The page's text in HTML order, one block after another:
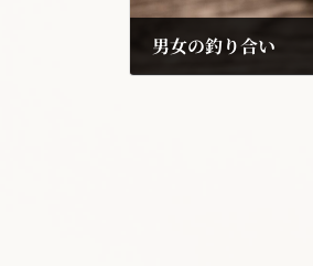
男女の釣り合い